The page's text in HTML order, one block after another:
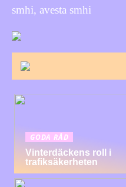
smhi, avesta smhi
GODA RÅD
Vinterdäckens roll i
trafiksäkerheten